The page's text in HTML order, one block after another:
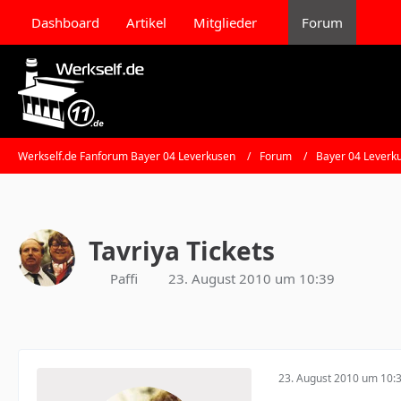
Dashboard Artikel Mitglieder Forum
Werkself.de Fanforum Bayer 04 Leverkusen Forum Bayer 04
Tavriya Tickets
Paffi 23. August 2010 um 10:39
23. August 2010 um